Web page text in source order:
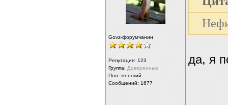
Govz-форумчанин
Репутация: 123
Группа: Доверенные
Пол: женский
Сообщений: 1677
да, я